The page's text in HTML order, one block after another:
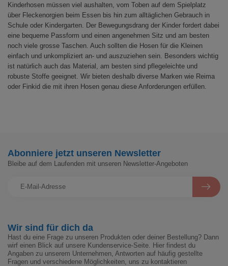
Kinderhosen müssen viel aushalten, vom Toben auf dem Spielplatz
über Fleckenorgien beim Essen bis hin zum alltäglichen Gebrauch in
Schule oder Kindergarten. Der Bewegungsdrang der Kinder fordert dabei
eine bequeme Passform und einen angenehmen Sitz und am besten
noch viele grosse Taschen. Auch sollten die Hosen für die Kleinen
einfach und unkompliziert an- und auszuziehen sein. Besonders wichtig
ist natürlich auch das Material, am besten sind pflegeleichte und
robuste Stoffe geeignet. Wir bieten deshalb diverse Marken wie Reima
oder Finkid die mit ihren Hosen genau diese Anforderungen erfüllen.
Wir sind für dich da
Hast du eine Frage zu unseren Produkten oder deiner Bestellung? Dann
wirf einen Blick auf unsere Kundenservice-Seite. Hier findest du
Angaben zu unserem Unternehmen, Antworten auf häufig gestellte
Fragen und verschiedene Möglichkeiten, uns zu kontaktieren
Abonniere jetzt unseren Newsletter
Bleibe auf dem Laufenden mit unseren Newsletter-Angeboten